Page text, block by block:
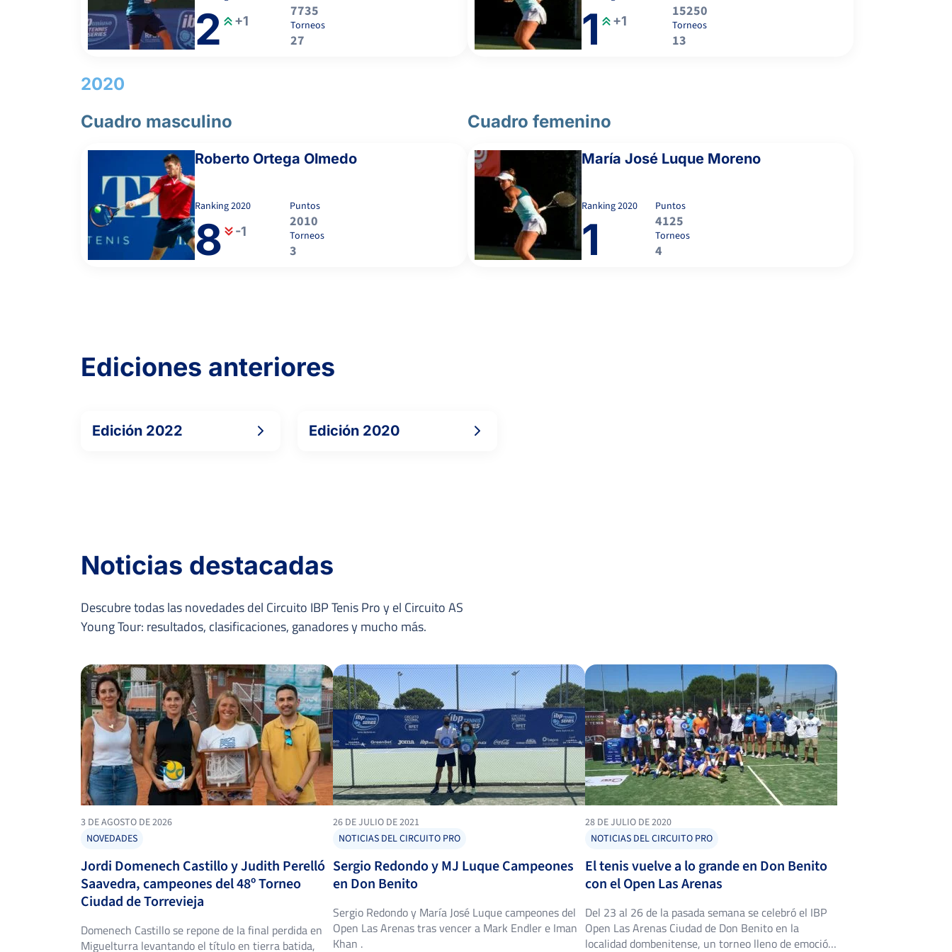
2 +1
7735
Torneos
27 1 +1
15250
Torneos
13
2020
Cuadro masculino
Roberto Ortega Olmedo
Ranking2020
8 -1
Puntos
2010
Torneos
3
Cuadro femenino
María José Luque Moreno
Ranking2020
1
Puntos
4125
Torneos
4
Ediciones anteriores
Edición 2022 Edición 2020
Noticias destacadas
Descubre todas las novedades del Circuito IBP Tenis Pro y el Circuito AS
Young Tour: resultados, clasificaciones, ganadores y mucho más.
3 DE AGOSTO DE 2026
NOVEDADES
Jordi Domenech Castillo y Judith Perelló
Saavedra, campeones del 48º Torneo
Ciudad de Torrevieja
Domenech Castillo se repone de la final perdida en
Miguelturra levantando el título en tierra batida,
26 DE JULIO DE 2021
NOTICIAS DEL CIRCUITO PRO
Sergio Redondo y MJ Luque Campeones
en Don Benito
Sergio Redondo y María José Luque campeones del
Open Las Arenas tras vencer a Mark Endler e Iman
Khan .
28 DE JULIO DE 2020
NOTICIAS DEL CIRCUITO PRO
El tenis vuelve a lo grande en Don Benito
con el Open Las Arenas
Del 23 al 26 de la pasada semana se celebró el IBP
Open Las Arenas Ciudad de Don Benito en la
localidad dombenitense, un torneo lleno de emoción